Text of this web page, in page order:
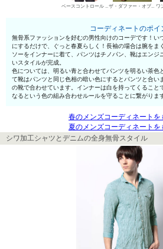
ベースコントロール UネックTシャツ ザ・ダファー・オブ・セントジョージ チノパン・綿パン
コーディネートのポイ
無骨系ファッションを好むの男性向けのコーデです！い
にするだけで、ぐっと春夏らしく！長袖の場合は腕をま
ソーをインナーに着て、パンツはチノパン、靴はエンジ
いスタイルが完成。
色については、明るい青と合わせてパンツを明るい茶色
て靴はパンツと同じ色相の暗い色にするとパンツと合い
の靴で合わせています。インナーは白を持ってくること
なるという色の組み合わせルールを守ることに繋がりま
春のメンズコーディネートを
夏のメンズコーディネートを
シワ加工シャツとデニムの全身無骨スタイル